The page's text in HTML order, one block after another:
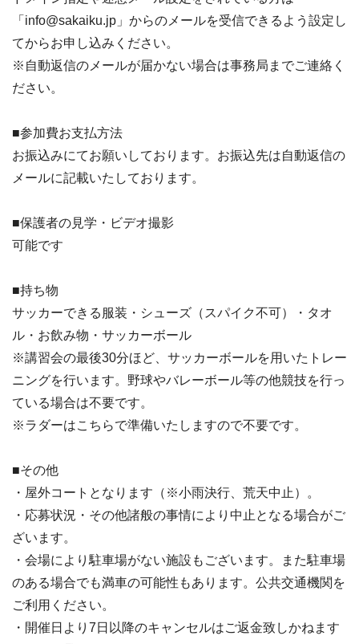
「info@sakaiku.jp」からのメールを受信できるよう設定し
てからお申し込みください。
※自動返信のメールが届かない場合は事務局までご連絡く
ださい。
■参加費お支払方法
お振込みにてお願いしております。お振込先は自動返信の
メールに記載いたしております。
■保護者の見学・ビデオ撮影
可能です
■持ち物
サッカーできる服装・シューズ（スパイク不可）・タオ
ル・お飲み物・サッカーボール
※講習会の最後30分ほど、サッカーボールを用いたトレー
ニングを行います。野球やバレーボール等の他競技を行っ
ている場合は不要です。
※ラダーはこちらで準備いたしますので不要です。
■その他
・屋外コートとなります（※小雨決行、荒天中止）。
・応募状況・その他諸般の事情により中止となる場合がご
ざいます。
・会場により駐車場がない施設もございます。また駐車場
のある場合でも満車の可能性もあります。公共交通機関を
ご利用ください。
・開催日より7日以降のキャンセルはご返金致しかねます